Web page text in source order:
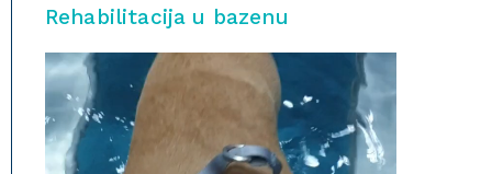
Rehabilitacija u bazenu
P
r
e
g